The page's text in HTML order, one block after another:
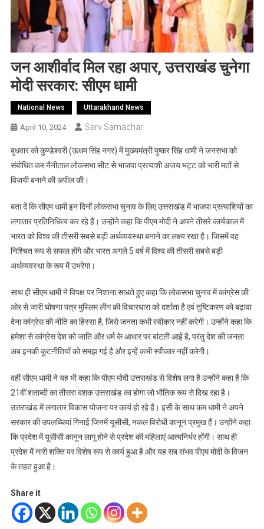
जन आशीर्वाद मिल रहा अपार, उत्तराखंड चुनेगा
मोदी सरकार: सीएम धामी
National News Uttarakhand News
April 10, 2024 Sarv Samachar
बुधवार को कुण्डेश्वरी (ऊधम सिंह नगर) में मुख्यमंत्री पुष्कर सिंह धामी ने जनसभा को
संबोधित कर नैनीताल लोकसभा सीट से भाजपा प्रत्याशी अजय भट्ट को भारी मतों से
विजयी बनाने की अपील की।
बता दें कि सीएम धामी इन दिनों लोकसभा चुनाव के लिए उत्तराखंड में भाजपा प्रत्याशियों का
लगातार प्रतिनिधित्व कर रहे हैं। उन्होंने कहा कि पीएम मोदी ने अपने तीसरे कार्यकाल में
भारत को विश्व की तीसरी सबसे बड़ी अर्थव्यवस्था बनाने का लक्ष्य रखा है। जिसमें वह
निश्चित रूप से सफल होंगे और भारत अगले 5 वर्ष में विश्व की तीसरी सबसे बड़ी
अर्थव्यवस्था के रूप में उभरेगा।
साथ ही सीएम धामी ने विपक्ष पर निशाना साधते हुए कहा कि लोकसभा चुनाव में कांग्रेस की
ओर से जारी घोषणा पत्र मुस्लिम लीग की विचारधारा को दर्शाता है एवं तुष्टिकरण को बढ़ावा
देना कांग्रेस की नीति का हिस्सा है, जिसे जनता कभी स्वीकार नहीं करेगी। उन्होंने कहा कि
हमेशा से कांग्रेस देश को जाति और धर्म के आधार पर बांटती आई है, परंतु देश की जनता
अब इनकी कूटनीतियों को समझ गई है और इन्हें कभी स्वीकार नहीं करेगी।
वहीं सीएम धामी ने यह भी कहा कि पीएम मोदी उत्तराखंड से विशेष लगा है उन्होंने कहा है कि
21वीं शताब्दी का तीसरा दशक उत्तराखंड का होगा जो भौतिक रूप से दिख रहा है।
उत्तराखंड में लगातार विकास योजना पर कार्य हो रहे हैं। इसी के साथ कम धामी ने अपने
सरकार की उपलब्धियां गिनाई जिनमें यूसीसी, नकल विरोधी कानून प्रमुख हैं। उन्होंने कहा
कि प्रदेश में यूसीसी कानून लागू होने से प्रदेश की महिलाएं आत्मनिर्भर होंगी। साथ ही
प्रदेश में नारी शक्ति पर विशेष रूप से कार्य हुआ है और यह सब संभव पीएम मोदी के विजन
के तहत हुआ है।
Share it